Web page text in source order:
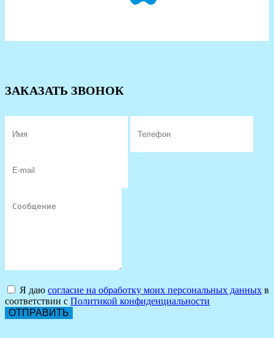
ЗАКАЗАТЬ ЗВОНОК
Я даю согласие на обработку моих персональных данных в
соответствии с Политикой конфиденциальности
ОТПРАВИТЬ